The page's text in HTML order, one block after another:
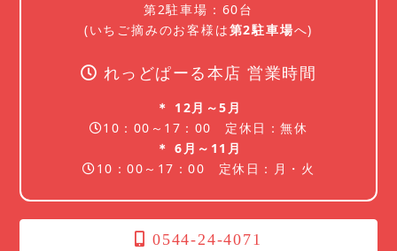
第2駐車場：60台
(いちご摘みのお客様は第2駐車場へ)
れっどぱーる本店 営業時間
＊ 12月～5月
10：00～17：00 定休日：無休
＊ 6月～11月
10：00～17：00 定休日：月・火
0544-24-4071